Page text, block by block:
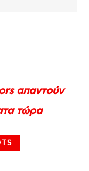
απαντούν
τώρα